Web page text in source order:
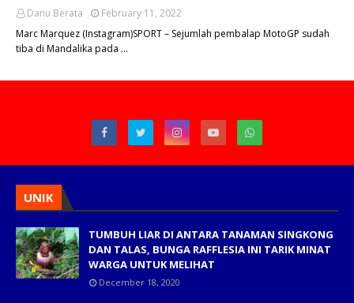
Danu Berata
February 11, 2022
Marc Marquez (Instagram)SPORT – Sejumlah pembalap MotoGP sudah
tiba di Mandalika pada …
UNIK
TUMBUH LIAR DI ANTARA TANAMAN SINGKONG
DAN TALAS, BUNGA RAFFLESIA INI TARIK MINAT
WARGA UNTUK MELIHAT
December 18, 2020